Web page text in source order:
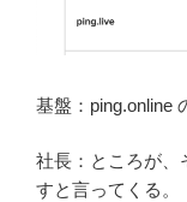
基盤：ping.online
社長：ところが、
すと言ってくる。